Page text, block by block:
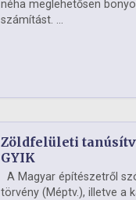
néha meglehetősen
számítást. ...
Zöldfelületi
GYIK
A Magyar építészetről
törvény (Méptv.), illetve a